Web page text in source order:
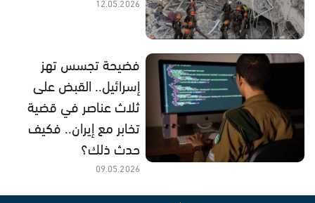
فضيحة تجسس تهز
إسرائيل.. القبض على
ثلاث عناصر في قضية
تخابر مع إيران.. فكيف
حدث ذلك؟
09.05.2026